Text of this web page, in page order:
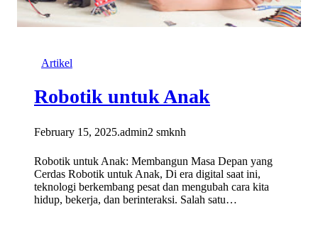
Artikel
Robotik untuk Anak
February 15, 2025.admin2 smknh
Robotik untuk Anak: Membangun Masa Depan yang
Cerdas Robotik untuk Anak, Di era digital saat ini,
teknologi berkembang pesat dan mengubah cara kita
hidup, bekerja, dan berinteraksi. Salah satu…